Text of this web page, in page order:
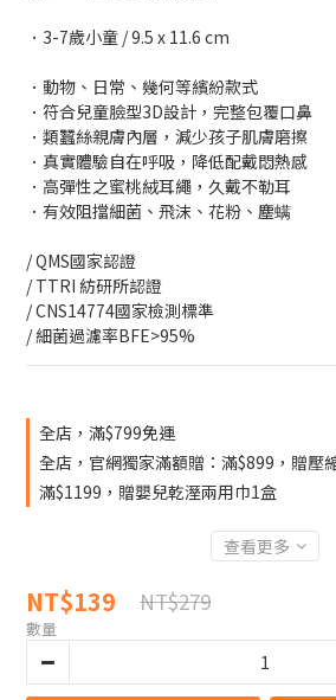
．3-7歲小童 / 9.5 x 11.6 cm
．動物、日常、幾何等繽紛款式
．符合兒童臉型3D設計，完整包覆口鼻
．類蠶絲親膚內層，減少孩子肌膚磨擦
．真實體驗自在呼吸，降低配戴悶熱感
．高彈性之蜜桃絨耳繩，久戴不勒耳
．有效阻擋細菌、飛沫、花粉、塵螨
/ QMS國家認證
/ TTRI 紡研所認證
/ CNS14774國家檢測標準
/ 細菌過濾率BFE>95%
全店，滿$799免運
全店，官網獨家滿額贈：滿$899，贈壓
滿$1199，贈嬰兒乾溼兩用巾1盒
查看更多
NT$139 NT$279
數量